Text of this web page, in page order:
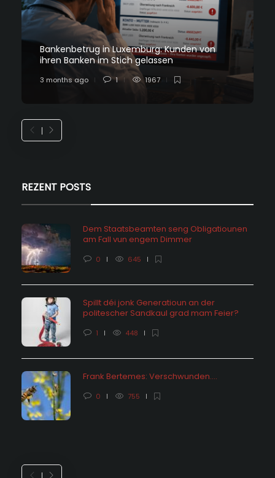
Bankenbetrug in Luxemburg: Kunden von
ihren Banken im Stich gelassen
3 months ago 1 1967
REZENT POSTS
Dem Staatsbeamten seng Obligatiounen
am Fall vun engem Dimmer
0 645
Spillt déi jonk Generatioun an der
politescher Sandkaul grad mam Feier?
1 448
Frank Bertemes: Verschwunden….
0 755